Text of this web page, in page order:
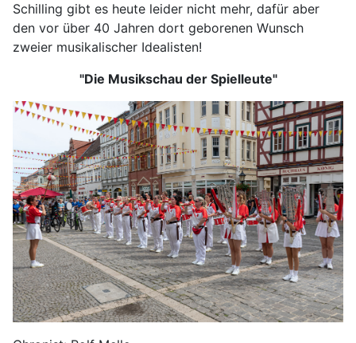
Schilling gibt es heute leider nicht mehr, dafür aber
den vor über 40 Jahren dort geborenen Wunsch
zweier musikalischer Idealisten!
"Die Musikschau der Spielleute"